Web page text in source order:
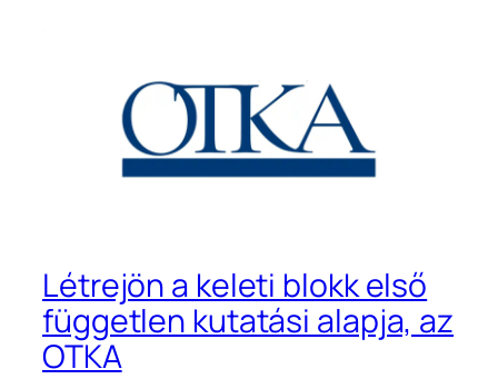
Létrejön a keleti blokk első
független kutatási alapja, az
OTKA